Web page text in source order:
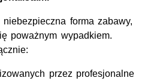
forma zabawy,
poważnym wypadkiem.
przez profesjonalne